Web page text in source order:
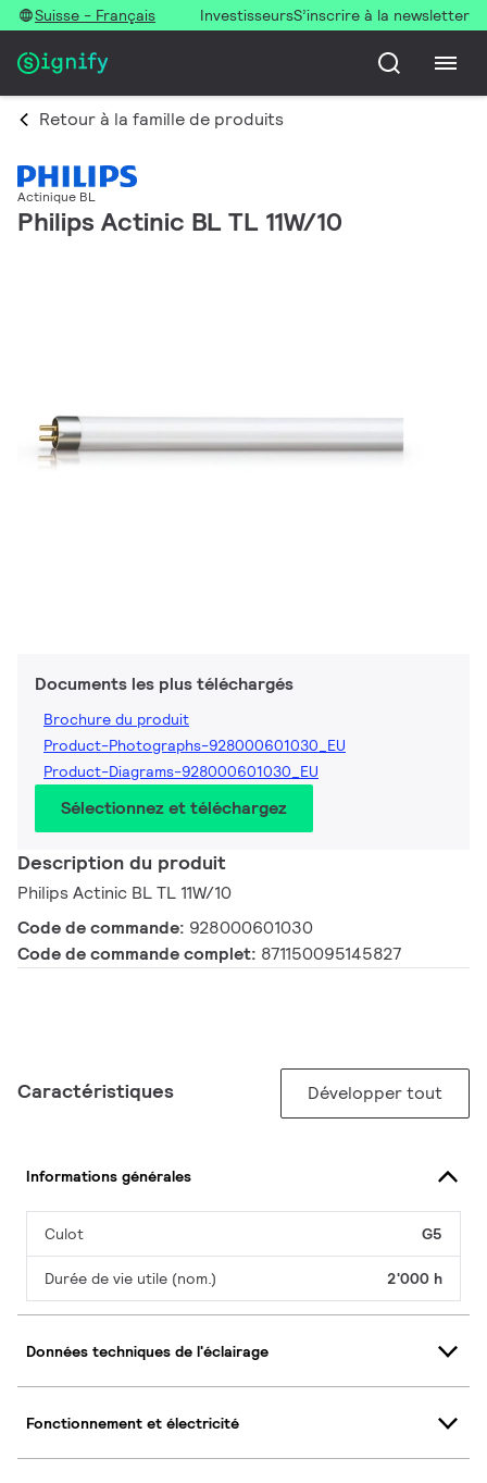
Suisse - Français InvestisseursS’inscrire à la newsletter
Retour à la famille de produits
Actinique BL
Philips Actinic BL TL 11W/10
Documents les plus téléchargés
Brochure du produit
Product-Photographs-928000601030_EU
Product-Diagrams-928000601030_EU
Sélectionnez et téléchargez
Description du produit
Philips Actinic BL TL 11W/10
Code de commande: 928000601030
Code de commande complet: 871150095145827
Caractéristiques Développer tout
Informations générales
Culot G5
Durée de vie utile (nom.) 2'000 h
Données techniques de l'éclairage
Fonctionnement et électricité